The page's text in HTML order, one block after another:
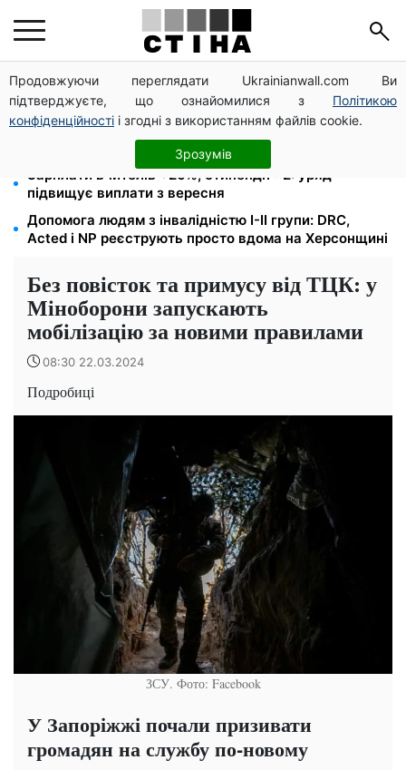
Продовжуючи переглядати Ukrainianwall.com Ви
підтверджуєте, що ознайомилися з Політикою
конфіденційності і згодні з використанням файлів cookie.
Зрозумів
10 заявок — і МСЦ МВС приїде у громаду: обмін
прав, реєстрація авто та міжнародне посвідчення
Пенсія для III групи інвалідності з 1 вересня: від
2595 до 10 625 грн — хто скільки отримає
Зарплати вчителів +20%, стипендії ×2: уряд
підвищує виплати з вересня
Допомога людям з інвалідністю I-II групи: DRC,
Acted і NP реєструють просто вдома на Херсонщині
Без повісток та примусу від ТЦК: у
Міноборони запускають
мобілізацію за новими правилами
08:30 22.03.2024
Подробиці
ЗСУ. Фото: Facebook
У Запоріжжі почали призивати
громадян на службу по-новому